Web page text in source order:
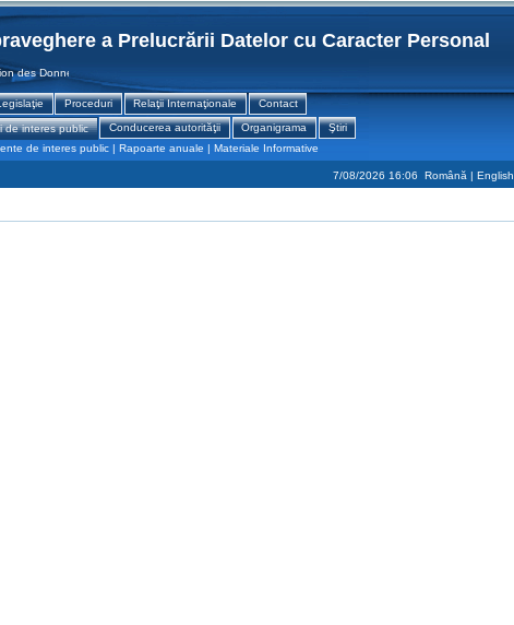
a Prelucrării Datelor cu Caracter Personal
Donnees
Proceduri Relaţii Internaţionale
Contact
de interes public Conducerea autorităţii Organigrama
Ştiri
de interes public | Rapoarte anuale | Materiale Informative
7/08/2026 16:06 Română | English